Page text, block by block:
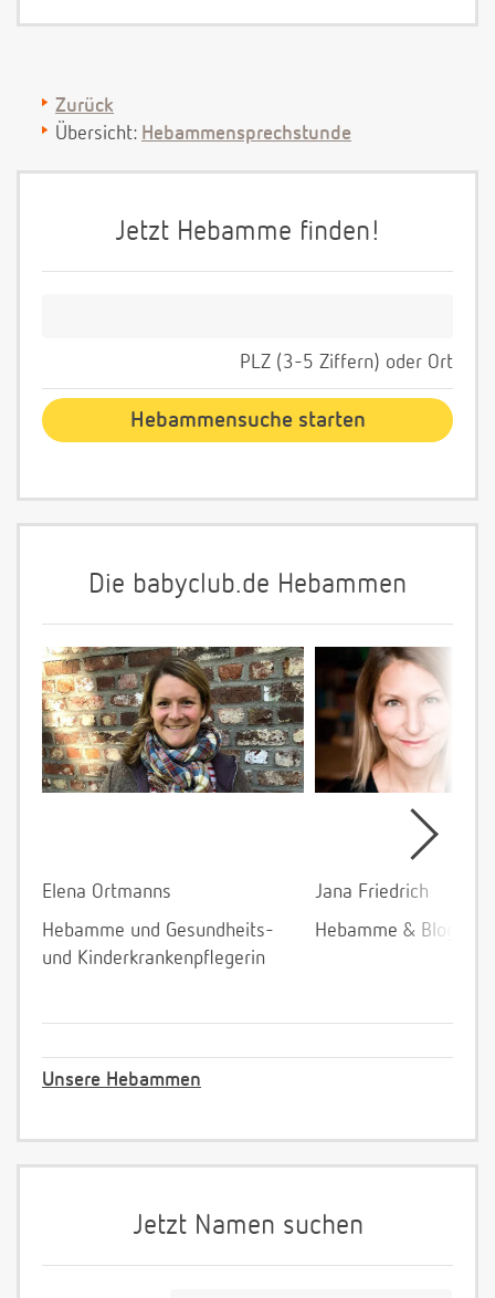
Zurück
Übersicht: Hebammensprechstunde
Jetzt Hebamme finden!
PLZ (3-5 Ziffern) oder Ort
Die babyclub.de Hebammen
Elena Ortmanns
Hebamme und Gesundheits-
und Kinderkrankenpflegerin
Jana Friedrich
Hebamme &
Unsere Hebammen
Jetzt Namen suchen